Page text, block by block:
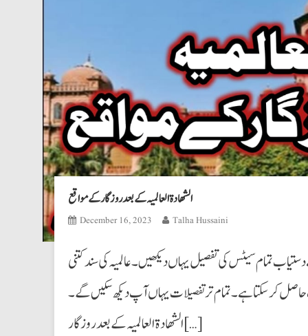
الشھادة العالمیہ کے بعد روزگار کے مواقع
December 16, 2023 Talha Hussaini
دستیاب تمام سیٹس کی تفصیل یہاں دیکھیں۔ عالمیہ کی سند کتنی
حاصل کرسکتا ہے۔ تمام تر تفصیلات یہاں آپ دیکھ سکیں گے۔
الشھادة العالمیہ کے بعد روزگار […]